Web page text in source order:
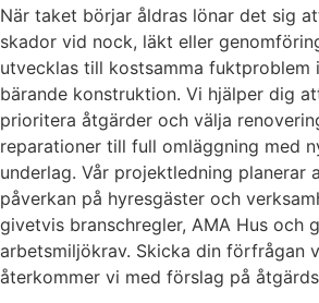
När taket börjar åldras lönar det sig
skador vid nock, läkt eller
utvecklas till kostsamma fuktproblem
bärande konstruktion. Vi hjälper dig
prioritera åtgärder och välja
reparationer till full omläggning med
underlag. Vår projektledning planerar
påverkan på hyresgäster och
givetvis branschregler, AMA Hus och
arbetsmiljökrav. Skicka din förfrågan
återkommer vi med förslag på